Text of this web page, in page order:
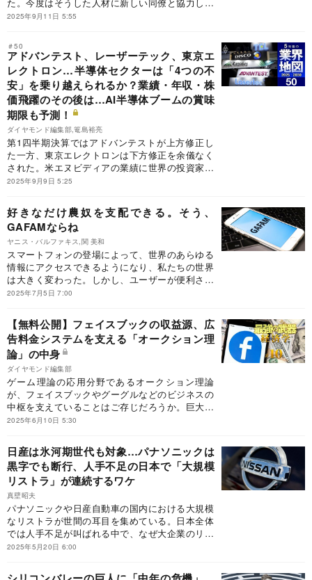
仕事を進めさせるという難題に直面している。
2025年9月11日 5:55
＃50
アドバンテスト、レーザーテック、東京エ
レクトロン…半導体セクターは「4つの不
安」を乗り越えられるか？業績・年収・株
価飛躍のその後は…AI半導体ブームの賞味
期限も予測！
ダイヤモンド編集部,篭島裕亮
第1四半期決算ではアドバンテストが上方修正し
た一方、東京エレクトロンは下方修正を余儀なく
された。米エヌビディアの業績に世界の投資家が
一喜一憂するなど半導体セクターの注目度は高い
方が錯綜している。果たして今後はどうなるの
か。半導体銘柄を取り巻く四つの不安について解
説しつつ、グローバル競争を勝ち抜いて中長期で
伸びる企業、このままでは失速しかねない企業も
具体名を挙げて紹介する。
2025年9月9日 5:25
好きなだけ農奴を支配できる。そう、
GAFAMならね
ヤニス・バルファキス,関 美和
スマートフォンの登場によって、世界のあらゆる
情報にアクセスできるようになり、私たちの世界
は大きく変わった。しかし、ユーザーが便利さを
追求した代償は大きすぎた。GAFAに支配された
ち受けているのだ。※本稿は、ヤニス・バルファ
キス著、関 美和訳『テクノ封建制 デジタル空間
の領主たちが私たち農奴を支配する とんでもなく
醜くて、不公平な経済の話。』（集英社）の一部
を抜粋・編集したものです。
2025年7月5日 7:00
【無料公開】フェイスブックの収益源、広
告料金システムを支える「オークション理
論」の中身
ダイヤモンド編集部
ゲーム理論の応用分野であるオークション理論
が、フェイスブックやグーグルなどのビジネスの
中枢を支えていることはご存じだろうか。巨大テ
ック企業がいかにオークションの仕組みを活用し
2025年6月10日 5:30
日産は氷河期世代も対象…パナソニックは
黒字でも断行、人手不足の日本で「大規模
リストラ」が連続するワケ
真壁昭夫
パナソニックや日産自動車の国内における大規模
なリストラが世間の耳目を集めている。日本全体
では人手不足が叫ばれる中で、なぜ大企業のリス
トラが連続しているのか。こうしたリストラでは
なりつつあるが、個人レベルで対応できることは
2025年5月20日 6:00